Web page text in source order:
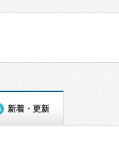
新着・更新